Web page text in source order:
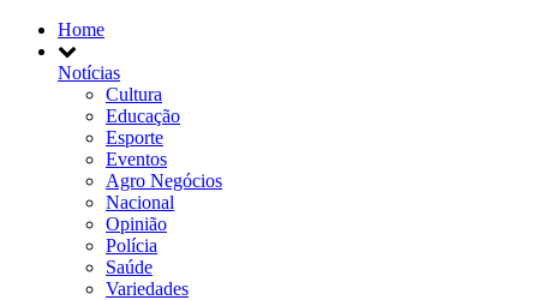
Home
Notícias
Cultura
Educação
Esporte
Eventos
Agro Negócios
Nacional
Opinião
Polícia
Saúde
Variedades